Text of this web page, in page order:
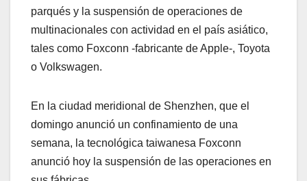
parqués y la suspensión de operaciones de
multinacionales con actividad en el país asiático,
tales como Foxconn -fabricante de Apple-, Toyota
o Volkswagen.
En la ciudad meridional de Shenzhen, que el
domingo anunció un confinamiento de una
semana, la tecnológica taiwanesa Foxconn
anunció hoy la suspensión de las operaciones en